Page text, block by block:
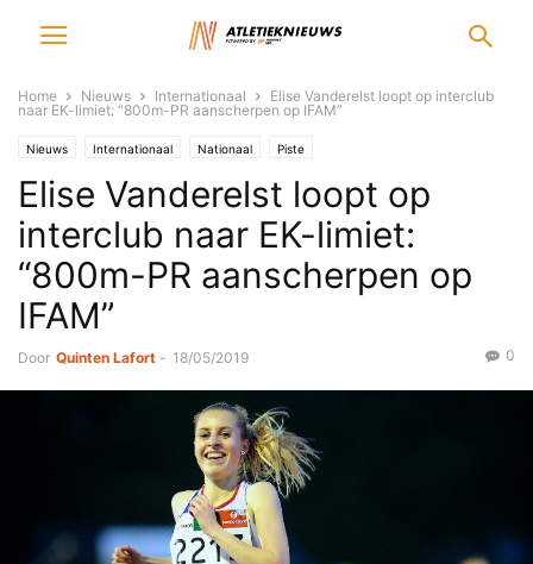
Home Nieuws Internationaal
Elise Vanderelst loopt op interclub
naar EK-limiet: “800m-PR aanscherpen op IFAM”
Nieuws Internationaal Nationaal Piste
Elise Vanderelst loopt op
interclub naar EK-limiet:
“800m-PR aanscherpen op
IFAM”
Door Quinten Lafort - 18/05/2019 0